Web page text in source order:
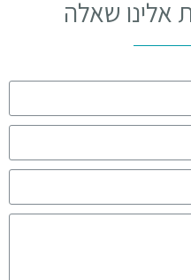
אלינו שאלה